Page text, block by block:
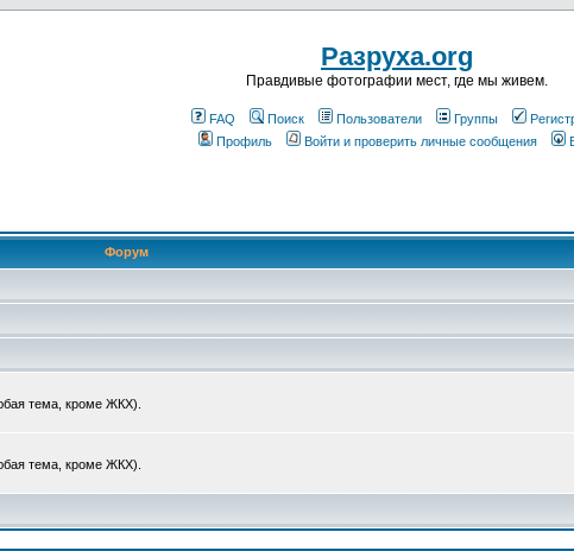
Разруха.org
Правдивые фотографии мест, где мы живем.
FAQ Поиск Пользователи Группы
Профиль
Войти и проверить личные сообщения
Форум
тема, кроме ЖКХ).
тема, кроме ЖКХ).